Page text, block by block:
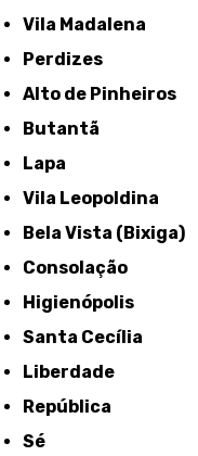
Vila Madalena
Perdizes
Alto de Pinheiros
Butantã
Lapa
Vila Leopoldina
Bela Vista (Bixiga)
Consolação
Higienópolis
Santa Cecília
Liberdade
República
Sé